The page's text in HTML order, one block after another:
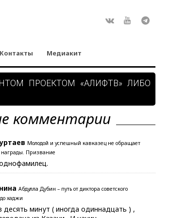
Контакты Медиакит
ПРОЕКТОМ «АЛИФТВ» ЛИБО
комментарии
Молодой и успешный кавказец не обращает
Призвание
Абдулла Дубин – путь от диктора советского
хаджи
десять минут ( иногда одиннадцать ) ,